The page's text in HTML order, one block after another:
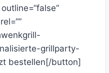
grillparty-
bestellen[/button]